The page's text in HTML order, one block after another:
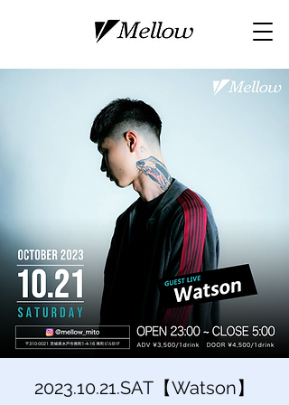
2023.10.21.SAT【Watson】